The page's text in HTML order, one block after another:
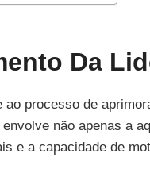
Da
processo de
não apenas a
e a capacidade de